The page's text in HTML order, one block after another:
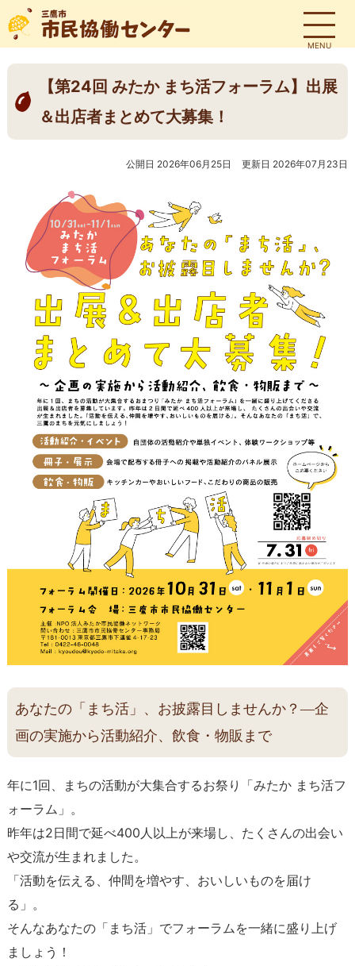
MENU
【第24回 みたか まち活フォーラム】出展
＆出店者まとめて大募集！
公開日 2026年06月25日 更新日 2026年07月23日
あなたの「まち活」、お披露目しませんか？―企
画の実施から活動紹介、飲食・物販まで
年に1回、まちの活動が大集合するお祭り「みたか まち活フ
ォーラム」。
昨年は2日間で延べ400人以上が来場し、たくさんの出会い
や交流が生まれました。
「活動を伝える、仲間を増やす、おいしいものを届け
る」。
そんなあなたの「まち活」でフォーラムを一緒に盛り上げ
ましょう！